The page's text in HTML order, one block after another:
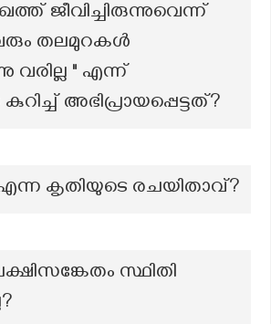
ജീവിച്ചിരുന്നുവെന്ന്
തലമുറകൾ
വരില്ല " എന്ന്
അഭിപ്രായപ്പെട്ടത്?
എന്ന കൃതിയുടെ രചയിതാവ്?
സ്ഥിതി